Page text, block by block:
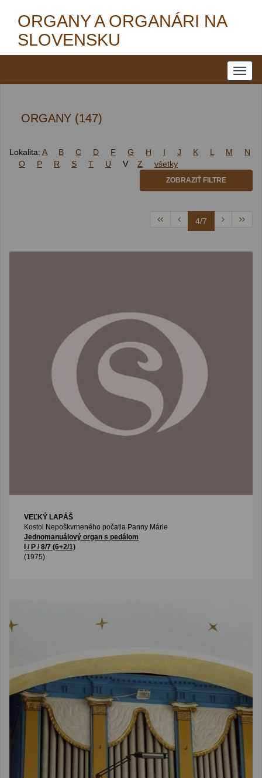
ORGANY A ORGANÁRI NA
SLOVENSKU
ORGANY (147)
Lokalita: A B C D F G H I J K L M
N
O
P R S T U V Z všetky
ZOBRAZIŤ FILTRE
4/7
VEĽKÝ LAPÁŠ
Kostol Nepoškvrneného počatia Panny Márie
Jednomanuálový organ s pedálom
I / P / 8/7 (6+2/1)
(1975)